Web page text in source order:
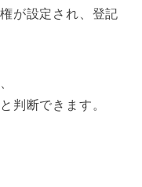
が設定され、登記
判断できます。